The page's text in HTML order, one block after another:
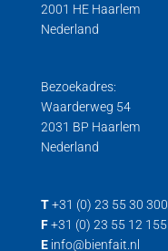
2001 HE Haarlem
Nederland
Bezoekadres:
Waarderweg 54
2031 BP Haarlem
Nederland
T +31 (0) 23 55 30 300
F +31 (0) 23 55 12 155
E info@bienfait.nl